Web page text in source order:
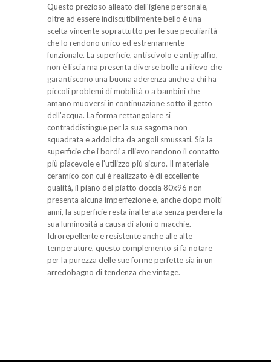
Questo prezioso alleato dell'igiene personale,
oltre ad essere indiscutibilmente bello è una
scelta vincente soprattutto per le sue peculiarità
che lo rendono unico ed estremamente
funzionale. La superficie, antiscivolo e antigraffio,
non è liscia ma presenta diverse bolle a rilievo che
garantiscono una buona aderenza anche a chi ha
piccoli problemi di mobilità o a bambini che
amano muoversi in continuazione sotto il getto
dell'acqua. La forma rettangolare si
contraddistingue per la sua sagoma non
squadrata e addolcita da angoli smussati. Sia la
superficie che i bordi a rilievo rendono il contatto
più piacevole e l'utilizzo più sicuro. Il materiale
ceramico con cui è realizzato è di eccellente
qualità, il piano del piatto doccia 80x96 non
presenta alcuna imperfezione e, anche dopo molti
anni, la superficie resta inalterata senza perdere la
sua luminosità a causa di aloni o macchie.
Idrorepellente e resistente anche alle alte
temperature, questo complemento si fa notare
per la purezza delle sue forme perfette sia in un
arredobagno di tendenza che vintage.